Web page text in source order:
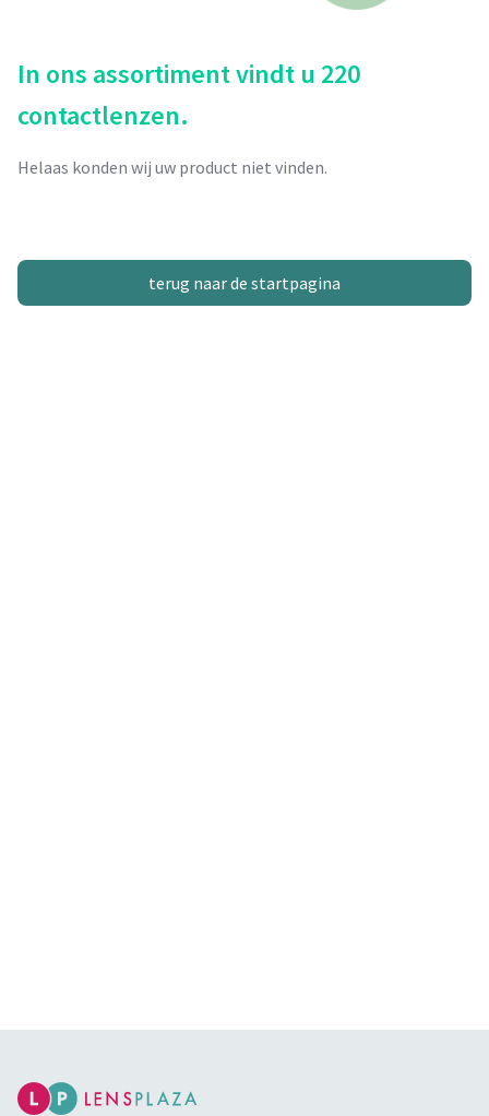
In ons assortiment vindt u 220
contactlenzen.
Helaas konden wij uw product niet vinden.
terug naar de startpagina